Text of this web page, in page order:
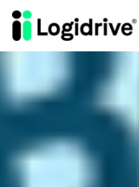
Aller au contenu